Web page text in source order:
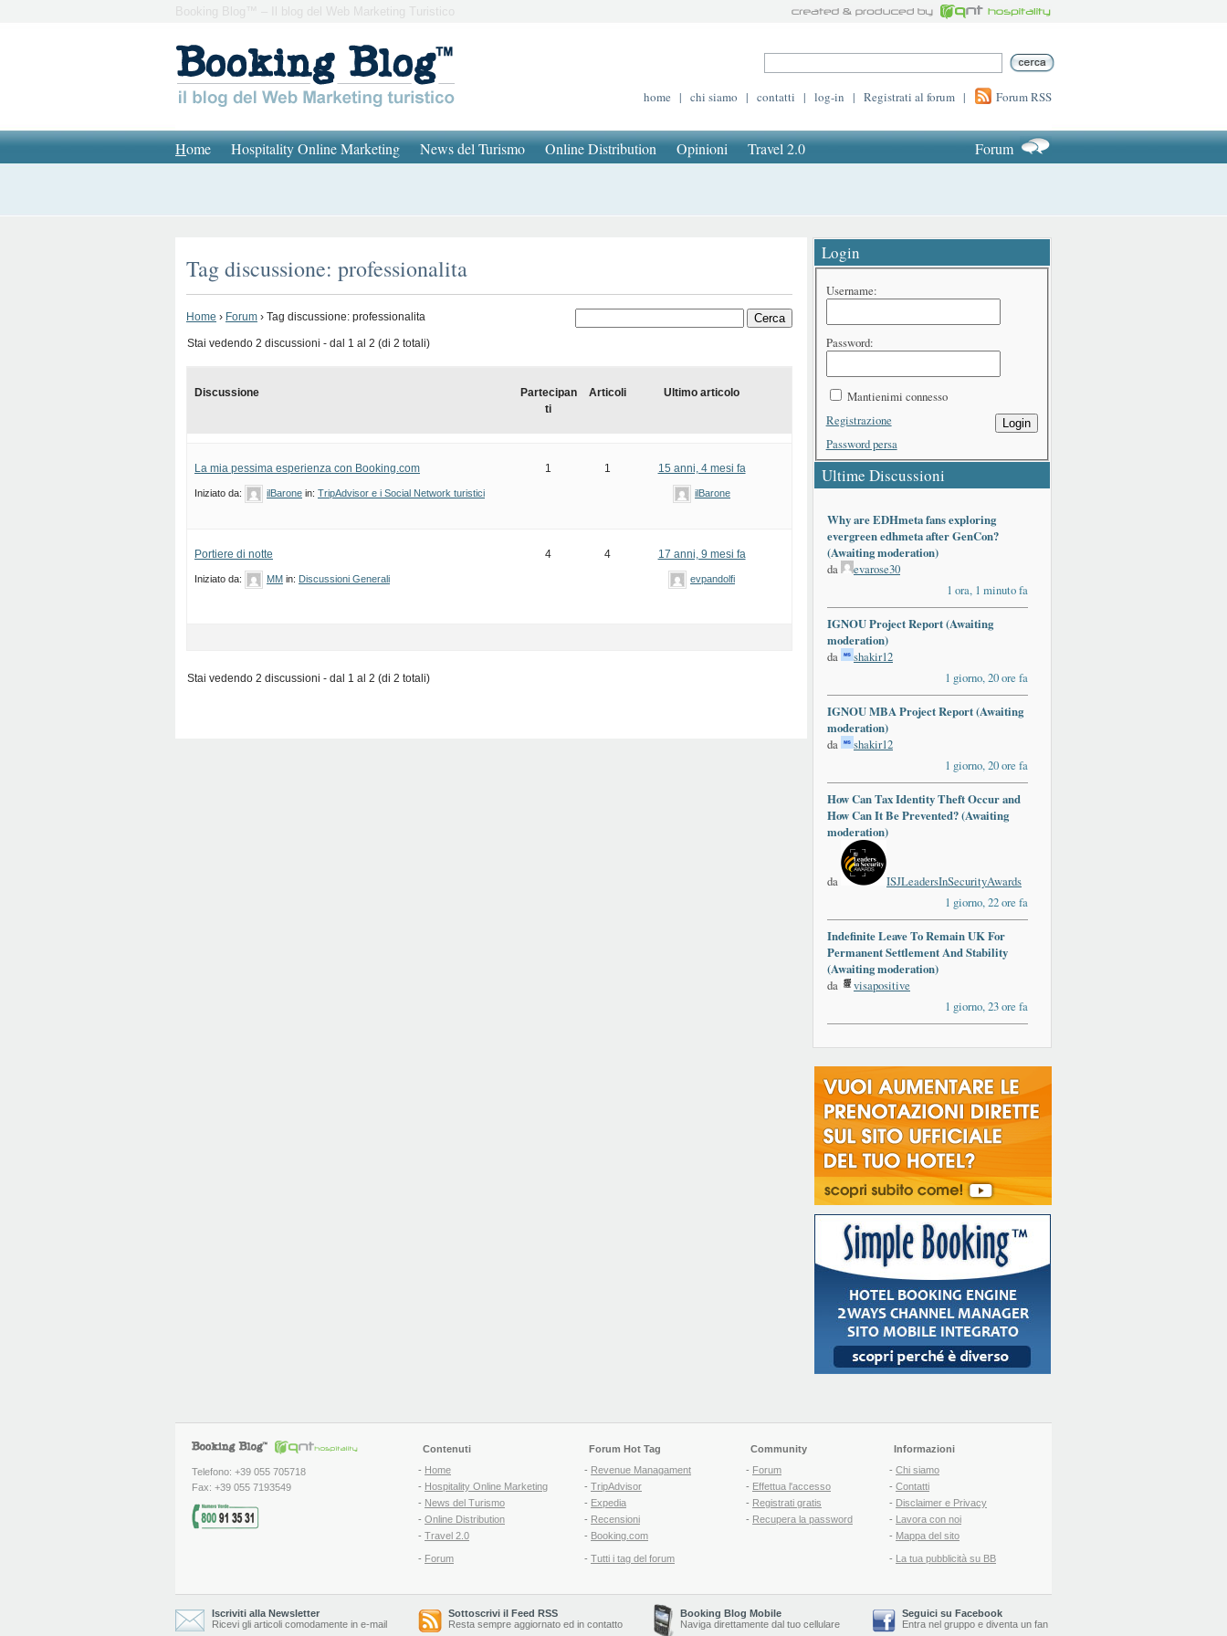
Booking Blog™ – Il blog del Web Marketing Turistico
home | chi siamo | contatti | log-in | Registrati al forum | Forum RSS
Home Hospitality Online Marketing News del Turismo Online Distribution Opinioni Travel 2.0 Forum
Tag discussione: professionalita
Home › Forum › Tag discussione: professionalita
Stai vedendo 2 discussioni - dal 1 al 2 (di 2 totali)
Discussione
Partecipan
ti
Articoli Ultimo articolo
La mia pessima esperienza con Booking.com
Iniziato da: ilBarone in: TripAdvisor e i Social Network turistici
1 1 15 anni, 4 mesi fa
ilBarone
Portiere di notte
Iniziato da: MM in: Discussioni Generali
4 4 17 anni, 9 mesi fa
evpandolfi
Stai vedendo 2 discussioni - dal 1 al 2 (di 2 totali)
Login
Username:
Password:
Mantienimi connesso
Login
Registrazione
Password persa
Ultime Discussioni
Why are EDHmeta fans exploring
evergreen edhmeta after GenCon?
(Awaiting moderation)
da
evarose30
1 ora, 1 minuto fa
IGNOU Project Report (Awaiting
moderation)
da
shakir12
1 giorno, 20 ore fa
IGNOU MBA Project Report (Awaiting
moderation)
da
shakir12
1 giorno, 20 ore fa
How Can Tax Identity Theft Occur and
How Can It Be Prevented? (Awaiting
moderation)
da
ISJLeadersInSecurityAwards
1 giorno, 22 ore fa
Indefinite Leave To Remain UK For
Permanent Settlement And Stability
(Awaiting moderation)
da
visapositive
1 giorno, 23 ore fa
Telefono: +39 055 705718
Fax: +39 055 7193549
Contenuti
- Home
- Hospitality Online Marketing
- News del Turismo
- Online Distribution
- Travel 2.0
- Forum
Forum Hot Tag
- Revenue Managament
- TripAdvisor
- Expedia
- Recensioni
- Booking.com
- Tutti i tag del forum
Community
- Forum
- Effettua l'accesso
- Registrati gratis
- Recupera la password
Informazioni
- Chi siamo
- Contatti
- Disclaimer e Privacy
- Lavora con noi
- Mappa del sito
- La tua pubblicità su BB
Iscriviti alla Newsletter
Ricevi gli articoli comodamente in e-mail
Sottoscrivi il Feed RSS
Resta sempre aggiornato ed in contatto
Booking Blog Mobile
Naviga direttamente dal tuo cellulare
Seguici su Facebook
Entra nel gruppo e diventa un fan